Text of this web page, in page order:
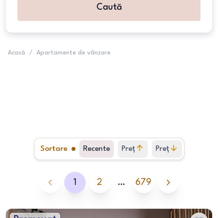
Caută
Acasă / Apartamente de vânzare
Sortare Recente Preț
crescător
Preț
descrescător
1 2 … 679